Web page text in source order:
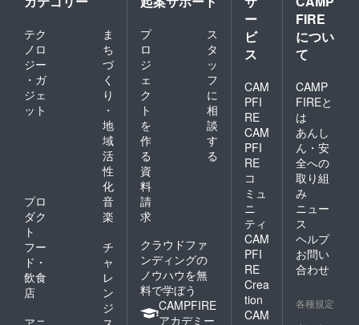
テク
ノロ
ジー
・ガ
ジェ
ット
ま
ち
づ
く
り
・
地
域
活
性
化
プロ
ダク
ト
音
楽
フー
ド・
飲食
店
チ
ャ
レ
ン
ジ
プ
ロ
ジ
ェ
ク
ト
を
作
る
ス
タ
ッ
フ
に
相
談
す
る
資
料
請
求
クラウドファ
ンディングの
ノウハウを無
料で学ぼう
CAMPFIRE
アカデミー
ー
ビ
ス
CAM
PFI
RE
CAM
PFI
RE
コ
ミュ
ニ
ティ
CAM
PFI
RE
Crea
tion
CAM
FIRE
につい
て
CAMP
FIREと
は
あんし
ん・安
全への
取り組
み
ニュー
ス
ヘルプ
お問い
合わせ
各種規定